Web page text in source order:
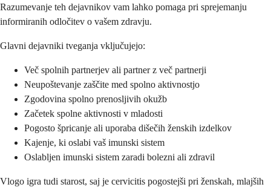
Razumevanje teh dejavnikov vam lahko pomaga pri sprejemanju
informiranih odločitev o vašem zdravju.
Glavni dejavniki tveganja vključujejo:
Več spolnih partnerjev ali partner z več partnerji
Neupoštevanje zaščite med spolno aktivnostjo
Zgodovina spolno prenosljivih okužb
Začetek spolne aktivnosti v mladosti
Pogosto špricanje ali uporaba dišečih ženskih izdelkov
Kajenje, ki oslabi vaš imunski sistem
Oslabljen imunski sistem zaradi bolezni ali zdravil
Vlogo igra tudi starost, saj je cervicitis pogostejši pri ženskah, mlajših